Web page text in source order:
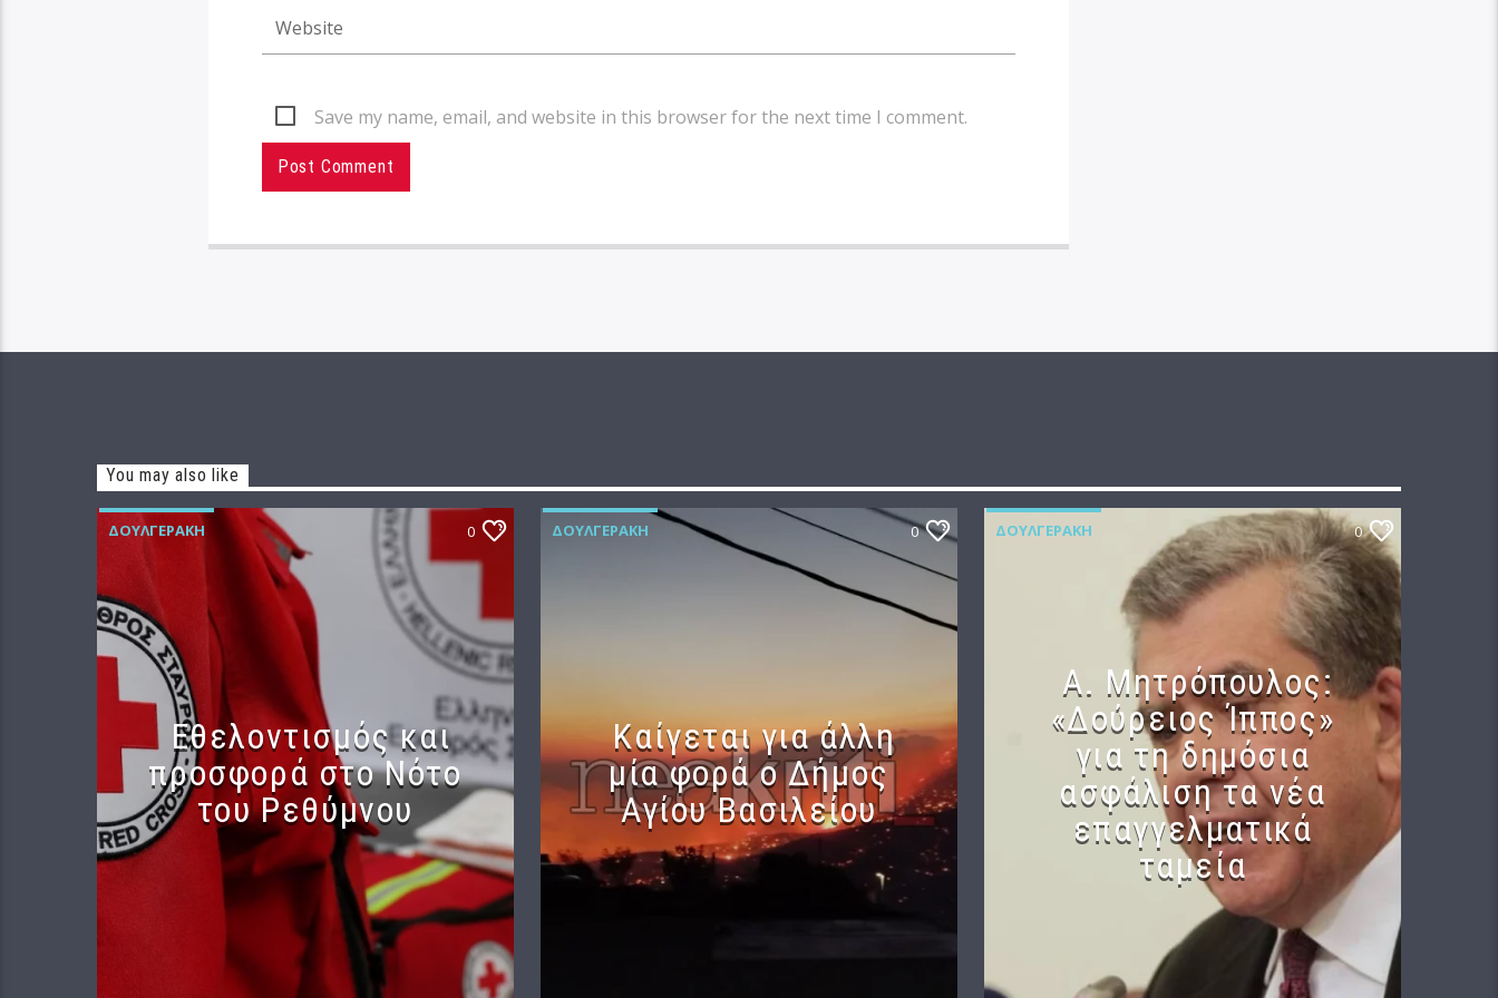
Save my name, email, and website in this browser for the next time I comment.
You may also like
ΔΟΥΛΓΕΡΆΚΗ 0
Εθελοντισμός και
προσφορά στο Νότο
του Ρεθύμνου
ΔΟΥΛΓΕΡΆΚΗ 0
Καίγεται για άλλη
μία φορά ο Δήμος
Αγίου Βασιλείου
ΔΟΥΛΓΕΡΆΚΗ 0
Α. Μητρόπουλος:
«Δούρειος Ίππος»
για τη δημόσια
ασφάλιση τα νέα
επαγγελματικά
ταμεία